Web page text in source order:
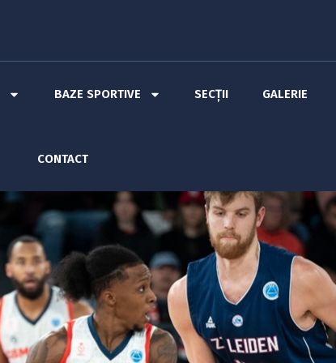
BAZE SPORTIVE SECȚII GALERIE
CONTACT